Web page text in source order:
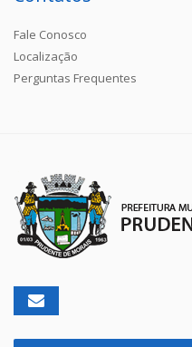
Fale Conosco
Localização
Perguntas Frequentes